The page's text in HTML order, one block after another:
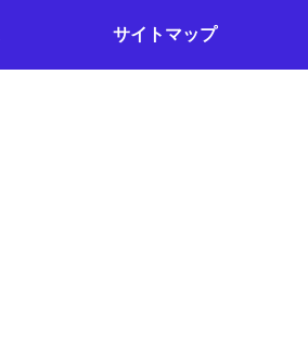
サイトマップ